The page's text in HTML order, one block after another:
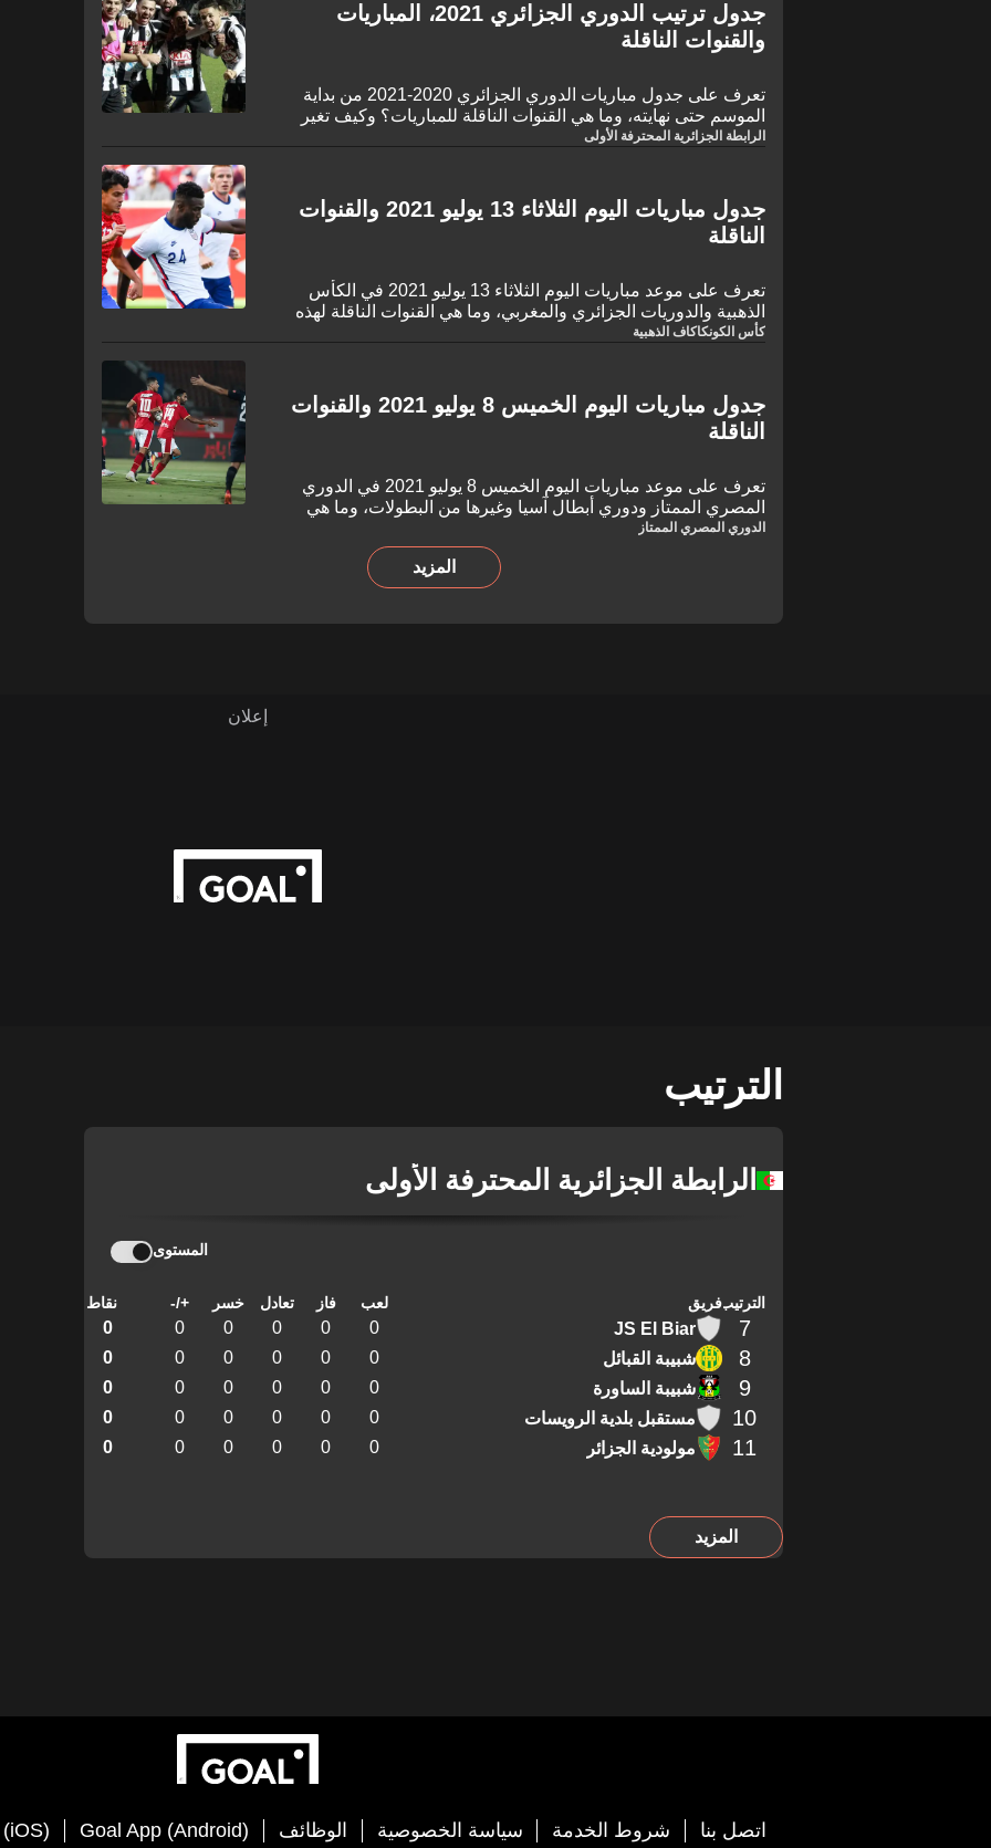
جدول ترتيب الدوري الجزائري 2021، المباريات
والقنوات الناقلة
تعرف على جدول مباريات الدوري الجزائري 2020-2021 من بداية
الموسم حتى نهايته، وما هي القنوات الناقلة للمباريات؟ وكيف تغير
جدول الترتيب مع كل جولة؟
الرابطة الجزائرية المحترفة الأولى
جدول مباريات اليوم الثلاثاء 13 يوليو 2021 والقنوات
الناقلة
تعرف على موعد مباريات اليوم الثلاثاء 13 يوليو 2021 في الكأس
الذهبية والدوريات الجزائري والمغربي، وما هي القنوات الناقلة لهذه
المباريات؟
كأس الكونكاكاف الذهبية
جدول مباريات اليوم الخميس 8 يوليو 2021 والقنوات
الناقلة
تعرف على موعد مباريات اليوم الخميس 8 يوليو 2021 في الدوري
المصري الممتاز ودوري أبطال آسيا وغيرها من البطولات، وما هي
القنوات الناقلة لهذه المباريات؟
الدوري المصري الممتاز
المزيد
الترتيب
الرابطة الجزائرية المحترفة الأولى
المستوى
الترتيبفريق لعب فاز تعادل خسر +/- نقاط
7
JS El Biar
0
0
0
0
0
0
8 شبيبة القبائل 0
0
0
0
0
0
9 شبيبة الساورة 0
0
0
0
0
0
10 مستقبل بلدية الرويسات 0
0
0
0
0
0
11 مولودية الجزائر 0
0
0
0
0
0
المزيد
اتصل بنا شروط الخدمة سياسة الخصوصية الوظائف Goal App (Android)